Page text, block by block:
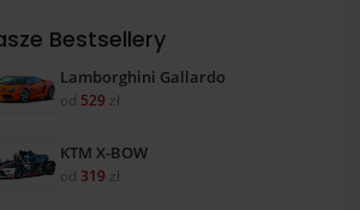
Bestsellery
Lamborghini Gallardo
od 529 zł
KTM X-BOW
od 319 zł